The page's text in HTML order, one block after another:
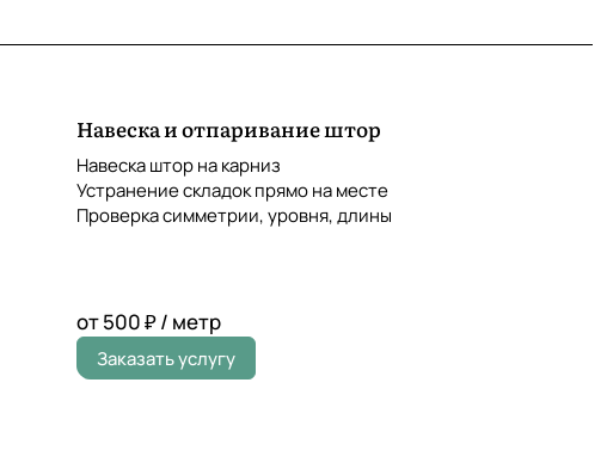
Навеска и отпаривание штор
Навеска штор на карниз
Устранение складок прямо на месте
Проверка симметрии, уровня, длины
от 500 ₽ / метр
Заказать услугу